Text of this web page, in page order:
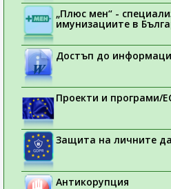
„Плюс мен“ -
имунизациите в
Достъп до
Проекти и програми/
Защита на личните
Антикорупция